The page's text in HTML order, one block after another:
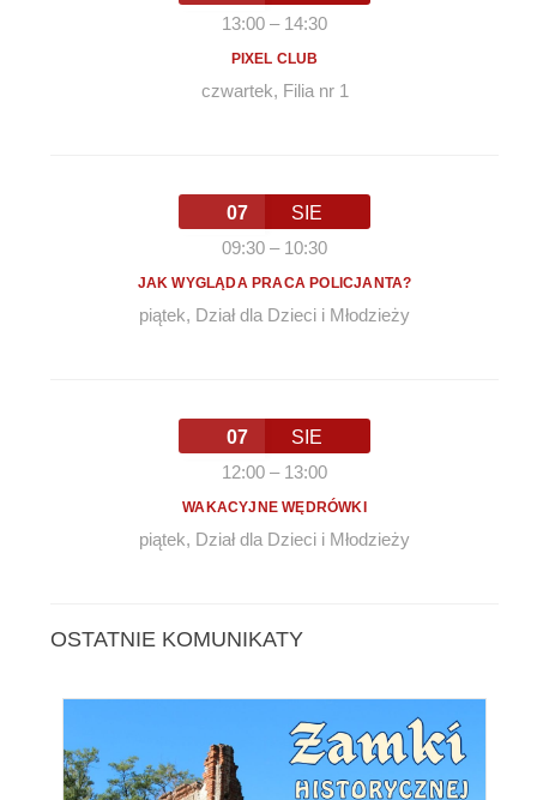
13:00 – 14:30
PIXEL CLUB
czwartek, Filia nr 1
07
SIE
09:30 – 10:30
JAK WYGLĄDA PRACA POLICJANTA?
piątek, Dział dla Dzieci i Młodzieży
07
SIE
12:00 – 13:00
WAKACYJNE WĘDRÓWKI
piątek, Dział dla Dzieci i Młodzieży
OSTATNIE KOMUNIKATY